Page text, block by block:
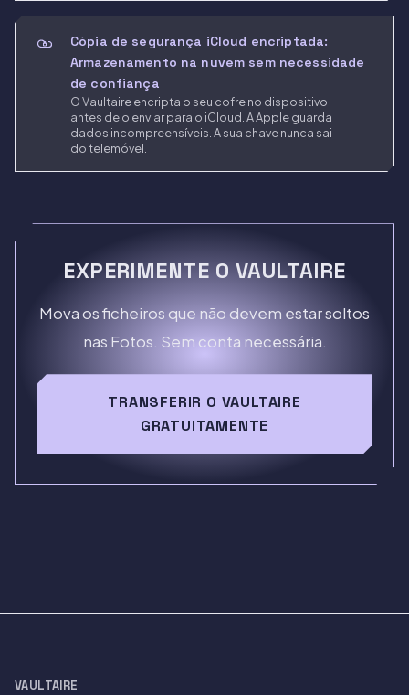
Cópia de segurança iCloud encriptada:
Armazenamento na nuvem sem necessidade
de confiança
O Vaultaire encripta o seu cofre no dispositivo
antes de o enviar para o iCloud. A Apple guarda
dados incompreensíveis. A sua chave nunca sai
do telemóvel.
EXPERIMENTE O VAULTAIRE
Mova os ficheiros que não devem estar soltos
nas Fotos. Sem conta necessária.
TRANSFERIR O VAULTAIRE
GRATUITAMENTE
VAULTAIRE